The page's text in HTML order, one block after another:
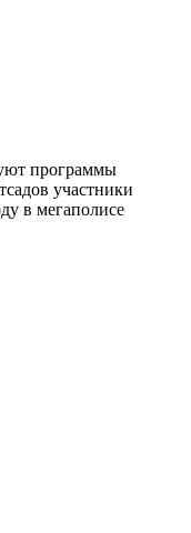
программы
участники
в мегаполисе